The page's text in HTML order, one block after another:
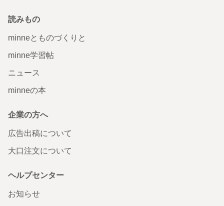
読みもの
minneとものづくりと
minne学習帖
ニュース
minneの本
企業の方へ
広告出稿について
大口注文について
ヘルプセンター
お知らせ